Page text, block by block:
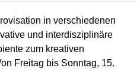
in verschiedenen
und interdisziplinäre
zum kreativen
Freitag bis Sonntag, 15.